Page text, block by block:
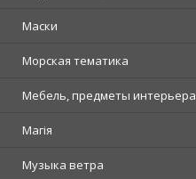
Маски
Морская тематика
Мебель, предметы интерьера
Магія
Музыка ветра